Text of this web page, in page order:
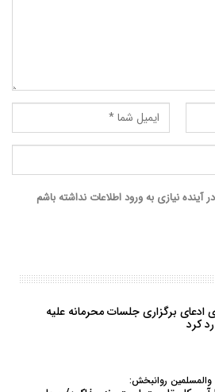
آینده نیازی به ورود اطلاعات نداشته باشم
ادعای برگزاری جلسات محرمانه علیه
کرد
روانبخش: